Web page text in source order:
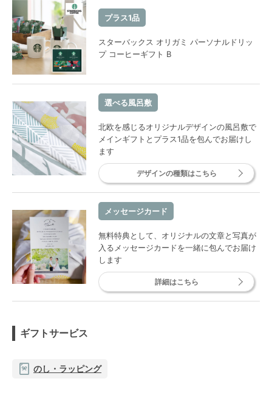
プラス1品
スターバックス オリガミ パーソナルドリッ
プ コーヒーギフト B
選べる風呂敷
北欧を感じるオリジナルデザインの風呂敷で
メインギフトとプラス1品を包んでお届けし
ます
デザインの種類はこちら
メッセージカード
無料特典として、オリジナルの文章と写真が
入るメッセージカードを一緒に包んでお届け
します
詳細はこちら
ギフトサービス
のし・ラッピング